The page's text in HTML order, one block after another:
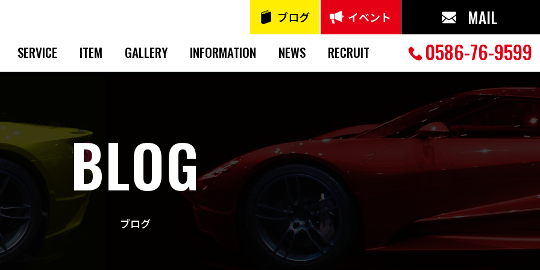
ブログ イベント MAIL
SERVICE ITEM GALLERY INFORMATION NEWS RECRUIT 0586-76-9599
BLOG
ブログ